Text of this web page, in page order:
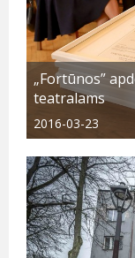
„Fortūnos”
teatralams
2016-03-23